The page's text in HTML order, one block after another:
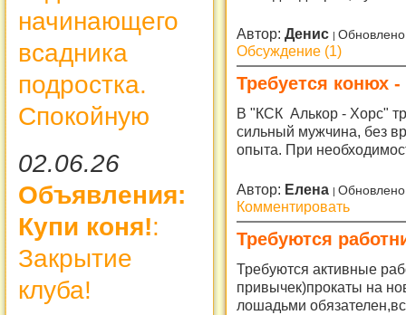
начинающего
всадника
подростка.
Спокойную
02.06.26
Объявления:
Купи коня!:
Закрытие
клуба!
Автор: Денис
Обсуждение (1)
Требуется конюх
В "КСК Алькор - Хорс"
сильный мужчина, без
опыта. При
Автор: Елена
Комментировать
Требуются
Требуются активные
привычек)прокаты на
лошадьми